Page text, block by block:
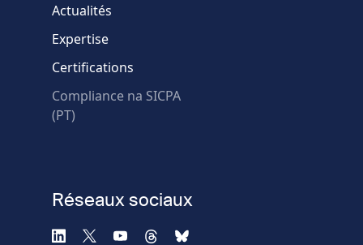
Échec de la vérification.
Utilisez un autre
Actualités
Expertise
Certifications
Compliance na SICPA
(PT)
Réseaux sociaux